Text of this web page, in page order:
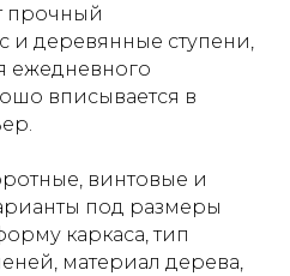
прочный
и деревянные ступени,
ежедневного
вписывается в
винтовые и
под размеры
каркаса, тип
материал дерева,